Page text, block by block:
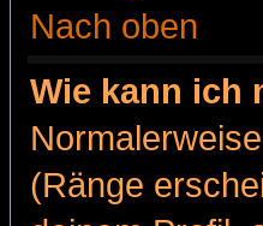
Nach oben
Wie kann ich
(Ränge